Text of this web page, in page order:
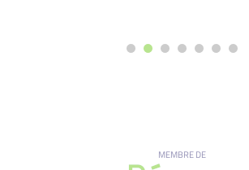
MEMBRE DE